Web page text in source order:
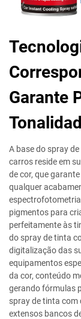
Garante
A base do spray
carros reside em
de cor, que
qualquer
pigmentos para
perfeitamente às
do spray de tinta
digitalização das
equipamentos
da cor, conteúdo
gerando fórmulas
spray de tinta com
extensos bancos